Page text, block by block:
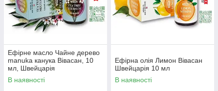
Ефірне масло Чайне дерево
manuka канука Вівасан, 10
мл, Швейцарія
В наявності
Ефірна олія Лимон Вівасан
Швейцарія 10 мл
В наявності